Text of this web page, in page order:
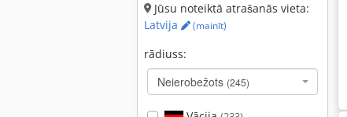
Jūsu noteiktā atrašanās vieta:
Latvija
(mainīt)
rādiuss:
Neierobežots (245)